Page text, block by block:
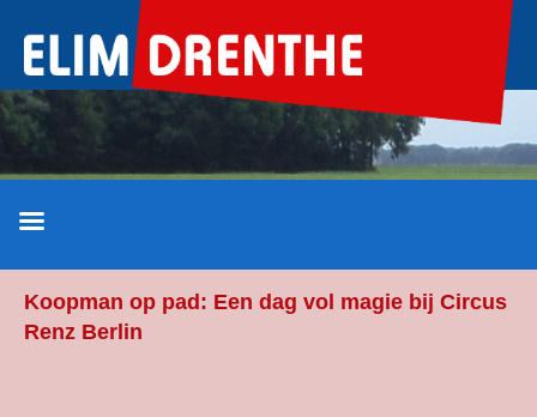
naar
inhoud
Koopman op pad: Een dag vol magie bij Circus
Renz Berlin